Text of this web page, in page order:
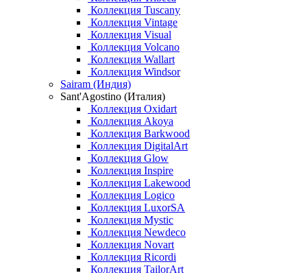
Коллекция Tuscany
Коллекция Vintage
Коллекция Visual
Коллекция Volcano
Коллекция Wallart
Коллекция Windsor
Sairam (Индия)
Sant'Agostino (Италия)
Коллекция Oxidart
Коллекция Akoya
Коллекция Barkwood
Коллекция DigitalArt
Коллекция Glow
Коллекция Inspire
Коллекция Lakewood
Коллекция Logico
Коллекция LuxorSA
Коллекция Mystic
Коллекция Newdeco
Коллекция Novart
Коллекция Ricordi
Коллекция TailorArt